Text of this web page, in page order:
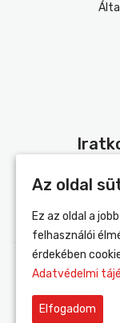
Értesülj
Elfogadom
Az oldal
Ez az oldal a
felhasználói
érdekében
Adatvédelmi
Elfogadom